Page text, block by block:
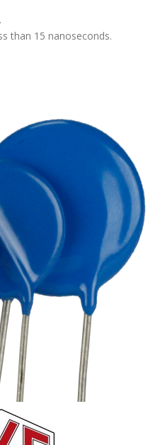
than 15 nanoseconds.